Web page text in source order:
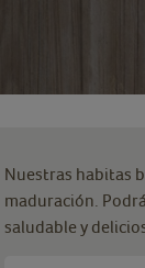
Nuestras habitas
maduración.
saludable y